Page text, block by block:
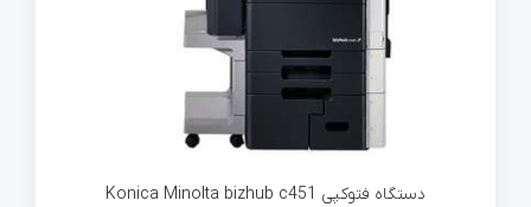
دستگاه فتوکپی Konica Minolta bizhub c451